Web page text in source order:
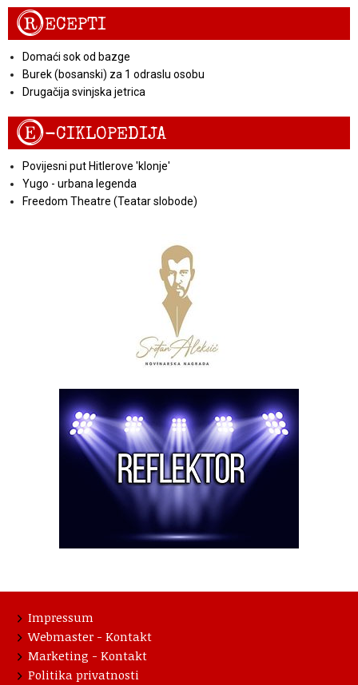
RECEPTI
Domaći sok od bazge
Burek (bosanski) za 1 odraslu osobu
Drugačija svinjska jetrica
E-CIKLOPEDIJA
Povijesni put Hitlerove 'klonje'
Yugo - urbana legenda
Freedom Theatre (Teatar slobode)
Impressum
Webmaster - Kontakt
Marketing - Kontakt
Politika privatnosti